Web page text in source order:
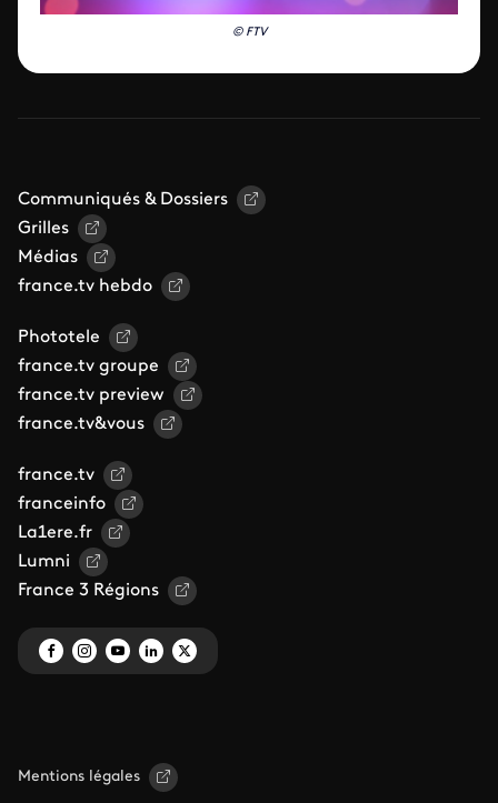
© FTV
Communiqués & Dossiers
Grilles
Médias
france.tv hebdo
Phototele
france.tv groupe
france.tv preview
france.tv&vous
france.tv
franceinfo
La1ere.fr
Lumni
France 3 Régions
Mentions légales